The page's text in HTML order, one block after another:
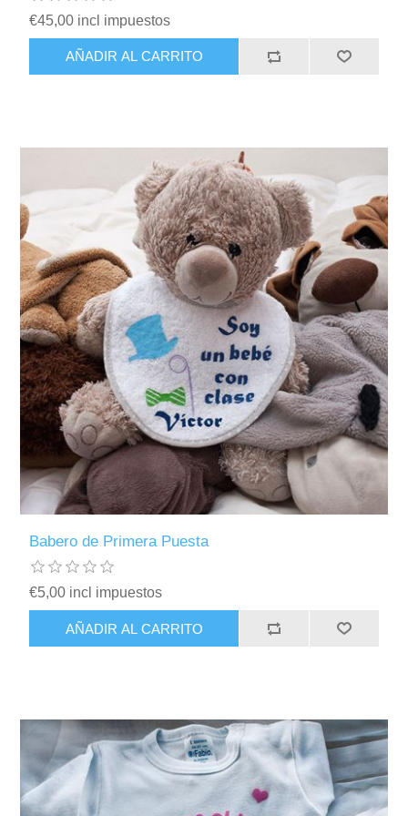
€45,00 incl impuestos
AÑADIR AL CARRITO
Babero de Primera Puesta
€5,00 incl impuestos
AÑADIR AL CARRITO